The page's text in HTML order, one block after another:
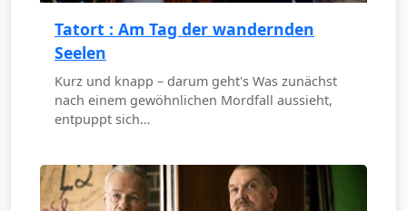
Tatort : Am Tag der wandernden
Seelen
Kurz und knapp – darum geht's Was zunächst
nach einem gewöhnlichen Mordfall aussieht,
entpuppt sich…